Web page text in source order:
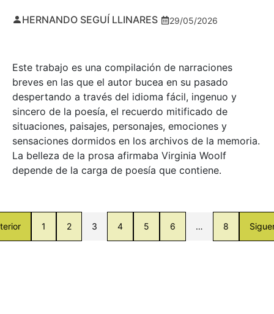
HERNANDO SEGUÍ LLINARES 29/05/2026
Este trabajo es una compilación de narraciones
breves en las que el autor bucea en su pasado
despertando a través del idioma fácil, ingenuo y
sincero de la poesía, el recuerdo mitificado de
situaciones, paisajes, personajes, emociones y
sensaciones dormidos en los archivos de la memoria.
La belleza de la prosa afirmaba Virginia Woolf
depende de la carga de poesía que contiene.
1 2 3 4 5 6 … 8